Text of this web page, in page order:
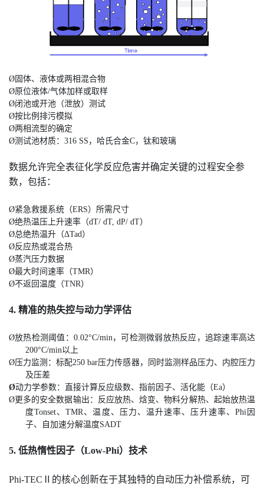
Ø 固体、液体或两相混合物
Ø原位液体/气体加样或取样
Ø闭池或开池（泄放）测试
Ø按比例排污模拟
Ø两相流型的确定
Ø测试池材质：316 SS，哈氏合金C，钛和玻璃
数据允许完全表征化学反应危害并确定关键的过程安全参
数，包括：
Ø紧急救援系统（ERS）所需尺寸
Ø绝热温压上升速率（dT/ dT, dP/ dT）
Ø总绝热温升（ΔTad）
Ø反应热或混合热
Ø蒸汽压力数据
Ø最大时间速率（TMR）
Ø不返回温度（TNR）
4. 精准的热失控与动力学评估
Ø放热检测阈值：0.02°C/min，可检测微弱放热反应，追踪速率高达
200°C/min以上
Ø压力监测：标配250 bar压力传感器，同时监测样品压力、内腔压力
及压差
Ø动力学参数：直接计算反应级数、指前因子、活化能（Ea）
Ø更多的安全数据输出：反应放热、焓变、物料分解热、起始放热温
度Tonset、TMR、温度、压力、温升速率、压升速率、Phi因
子、自加速分解温度SADT
5. 低热惰性因子（Low-Phi）技术
Phi-TECⅡ的核心创新在于其独特的自动压力补偿系统，可